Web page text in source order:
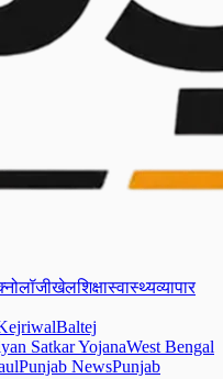
खेलशिक्षास्वास्थ्यव्यापार
Baltej
Satkar YojanaWest Bengal
Punjab NewsPunjab